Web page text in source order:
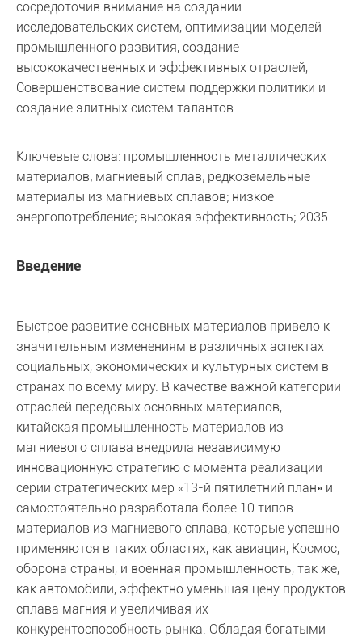
сосредоточив внимание на создании
исследовательских систем, оптимизации моделей
промышленного развития, создание
высококачественных и эффективных отраслей,
Совершенствование систем поддержки политики и
создание элитных систем талантов.
Ключевые слова: промышленность металлических
материалов; магниевый сплав; редкоземельные
материалы из магниевых сплавов; низкое
энергопотребление; высокая эффективность; 2035
Введение
Быстрое развитие основных материалов привело к
значительным изменениям в различных аспектах
социальных, экономических и культурных систем в
странах по всему миру. В качестве важной категории
отраслей передовых основных материалов,
китайская промышленность материалов из
магниевого сплава внедрила независимую
инновационную стратегию с момента реализации
серии стратегических мер «13-й пятилетний план» и
самостоятельно разработала более 10 типов
материалов из магниевого сплава, которые успешно
применяются в таких областях, как авиация, Космос,
оборона страны, и военная промышленность, так же,
как автомобили, эффектно уменьшая цену продуктов
сплава магния и увеличивая их
конкурентоспособность рынка. Обладая богатыми